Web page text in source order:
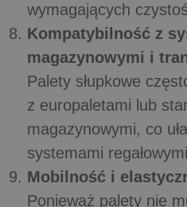
wymagających
Kompatybilność z
magazynowymi i
Palety słupkowe
z europaletami lub
magazynowymi, co
systemami
Mobilność i
Ponieważ palety nie